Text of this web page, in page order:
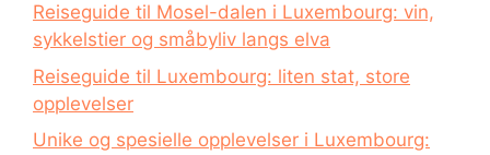
Reiseguide til Mosel-dalen i Luxembourg: vin,
sykkelstier og småbyliv langs elva
Reiseguide til Luxembourg: liten stat, store
opplevelser
Unike og spesielle opplevelser i Luxembourg: